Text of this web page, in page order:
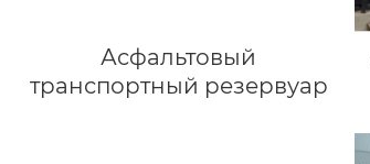
Асфальтовый
транспортный резервуар